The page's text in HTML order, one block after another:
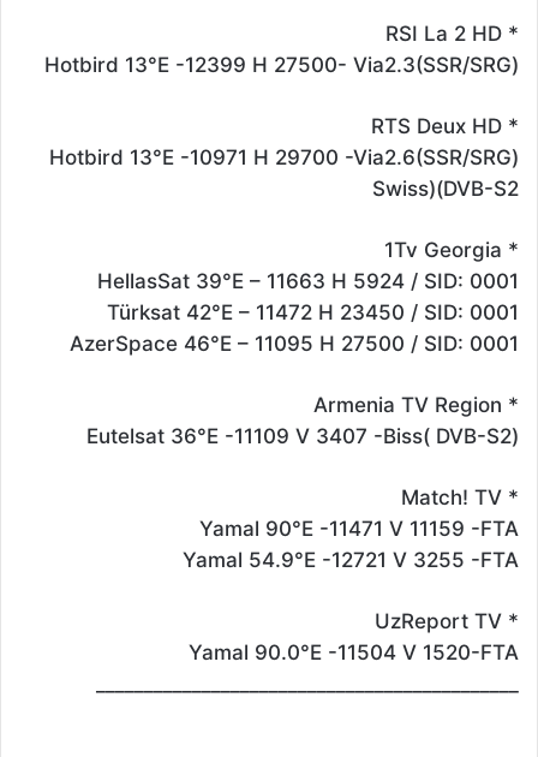
* RSI La 2 HD
(Hotbird 13°E -12399 H 27500- Via2.3(SSR/SRG
* RTS Deux HD
(Hotbird 13°E -10971 H 29700 -Via2.6(SSR/SRG
Swiss)(DVB-S2
* 1Tv Georgia
HellasSat 39°E – 11663 H 5924 / SID: 0001
Türksat 42°E – 11472 H 23450 / SID: 0001
AzerSpace 46°E – 11095 H 27500 / SID: 0001
* Armenia TV Region
(Eutelsat 36°E -11109 V 3407 -Biss( DVB-S2
* Match! TV
Yamal 90°E -11471 V 11159 -FTA
Yamal 54.9°E -12721 V 3255 -FTA
* UzReport TV
Yamal 90.0°E -11504 V 1520-FTA